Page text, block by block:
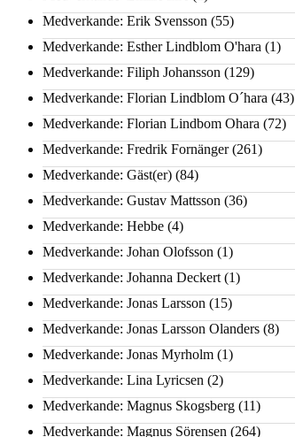
Medverkande: Erik Svensson (55)
Medverkande: Esther Lindblom O'hara (1)
Medverkande: Filiph Johansson (129)
Medverkande: Florian Lindblom O´hara (43)
Medverkande: Florian Lindbom Ohara (72)
Medverkande: Fredrik Fornänger(261)
Medverkande: Gäst(er) (84)
Medverkande: Gustav Mattsson (36)
Medverkande: Hebbe (4)
Medverkande: Johan Olofsson (1)
Medverkande: Johanna Deckert (1)
Medverkande: Jonas Larsson (15)
Medverkande: Jonas Larsson Olanders (8)
Medverkande: Jonas Myrholm (1)
Medverkande: Lina Lyricsen (2)
Medverkande: Magnus Skogsberg (11)
Medverkande: Magnus Sörensen (264)